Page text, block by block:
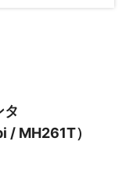
タ
MH261T）